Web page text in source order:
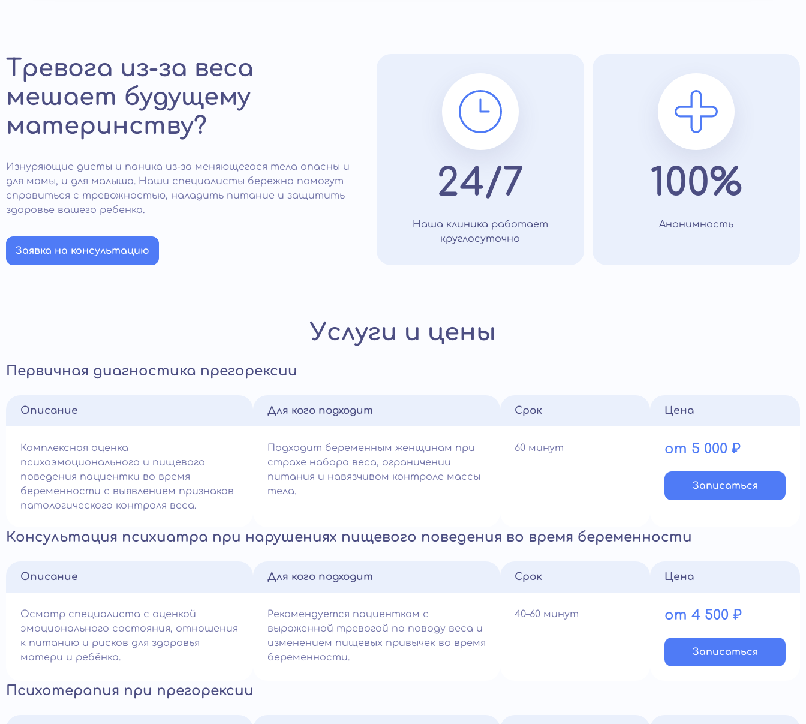
Тревога из-за веса
мешает будущему
материнству?
Изнуряющие диеты и паника из-за меняющегося тела опасны и
для мамы, и для малыша. Наши специалисты бережно помогут
справиться с тревожностью, наладить питание и защитить
здоровье вашего ребенка.
Заявка на консультацию
24/7
Наша клиника работает
круглосуточно
100%
Анонимность
Услуги и цены
Первичная диагностика прегорексии
Описание
Комплексная оценка
психоэмоционального и пищевого
поведения пациентки во время
беременности с выявлением признаков
патологического контроля веса.
Для кого подходит
Подходит беременным женщинам при
страхе набора веса, ограничении
питания и навязчивом контроле массы
тела.
Срок
60 минут
Цена
от 5 000 ₽
Записатьcя
Консультация психиатра при нарушениях пищевого поведения во время беременности
Описание
Осмотр специалиста с оценкой
эмоционального состояния, отношения
к питанию и рисков для здоровья
матери и ребёнка.
Для кого подходит
Рекомендуется пациенткам с
выраженной тревогой по поводу веса и
изменением пищевых привычек во время
беременности.
Срок
40–60 минут
Цена
от 4 500 ₽
Записатьcя
Психотерапия при прегорексии